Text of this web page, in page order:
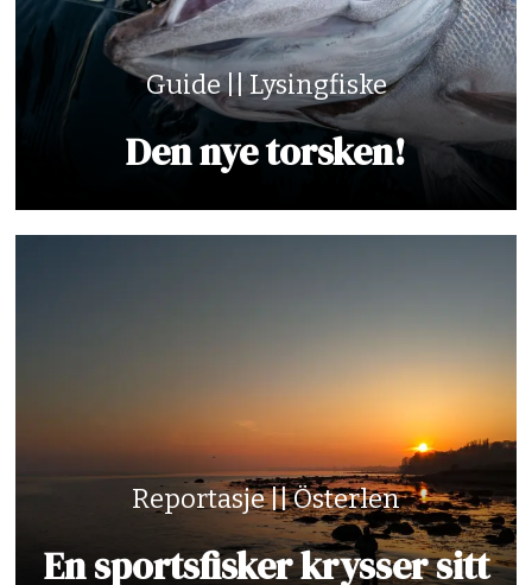
Guide || Lysingfiske
Den nye torsken!
Reportasje || Österlen
En sportsfisker krysser sitt